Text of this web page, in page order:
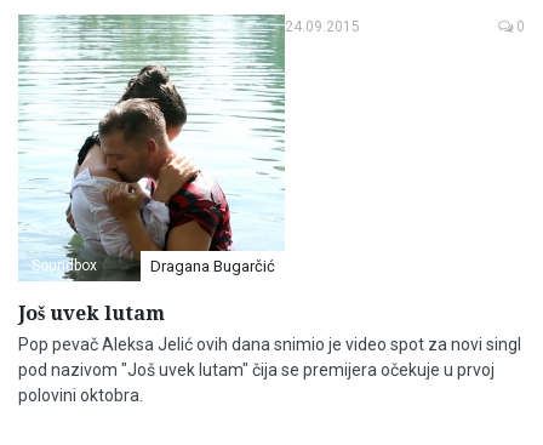
Soundbox Dragana Bugarčić
24.09.2015 0
Još uvek lutam
Pop pevač Aleksa Jelić ovih dana snimio je video spot za novi singl
pod nazivom "Još uvek lutam" čija se premijera očekuje u prvoj
polovini oktobra.